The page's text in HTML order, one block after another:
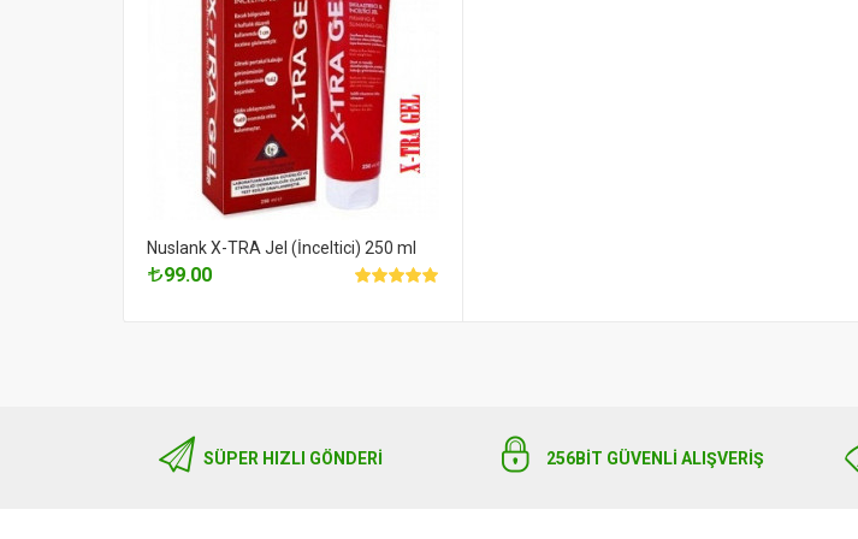
Nuslank X-TRA Jel (İnceltici) 250 ml
99.00
SÜPER HIZLI GÖNDERI 256BIT GÜVENLİ ALIŞVERİŞ